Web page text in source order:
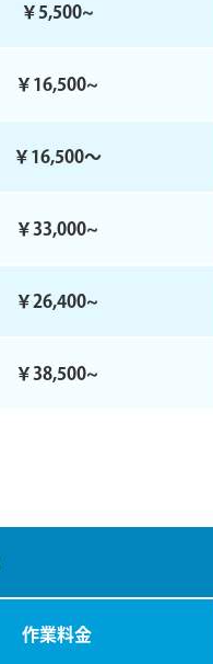
￥5,500~
￥16,500~
￥16,500～
￥33,000~
￥26,400~
￥38,500~
作業料⾦